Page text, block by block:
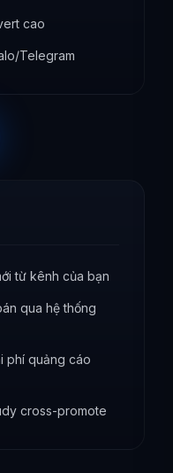
cao
Telegram
từ kênh của bạn
qua hệ thống
phí quảng cáo
cross-promote